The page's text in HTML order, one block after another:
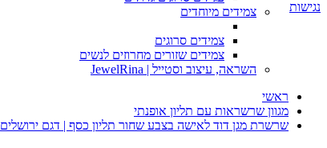
צמידים מיוחדים
צמידים סרוגים
צמידים שזורים מחרוזים לנשים
השראה, עיצוב וסטייל | JewelRina
ראשי
מגוון שרשראות עם תליון אופנתי
שרשרת מגן דוד לאישה בצבע שחור תליון כסף | דגם ירושלים
נגישות